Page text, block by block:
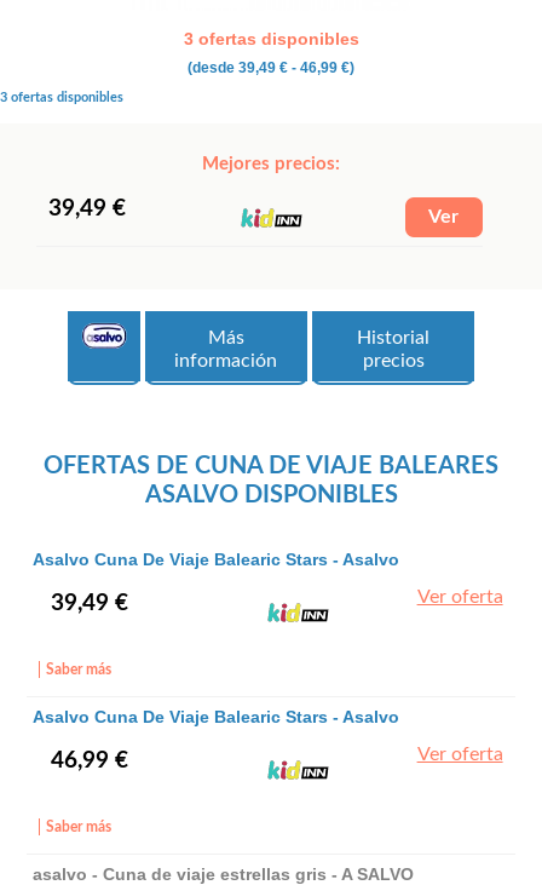
3 ofertas disponibles
(desde 39,49 € - 46,99 €)
3 ofertas disponibles
Mejores precios:
39,49 €
Más
información
Historial
precios
OFERTAS DE CUNA DE VIAJE BALEARES
ASALVO DISPONIBLES
Asalvo Cuna De Viaje Balearic Stars - Asalvo
Saber más
39,49 € Ver oferta
Asalvo Cuna De Viaje Balearic Stars - Asalvo
Saber más
46,99 € Ver oferta
asalvo - Cuna de viaje estrellas gris - A SALVO